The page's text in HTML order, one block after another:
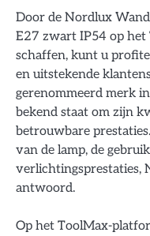
Door de Nordlux
E27 zwart IP54 op
schaffen, kunt u
en uitstekende
gerenommeerd merk
bekend staat om zijn
betrouwbare
van de lamp, de
verlichtingsprestaties,
antwoord.
Op het ToolMax-